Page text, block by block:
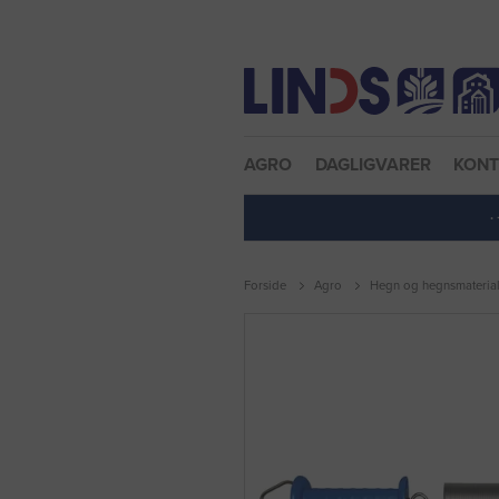
AGRO DAGLIGVARER
Forside Agro Hegn og